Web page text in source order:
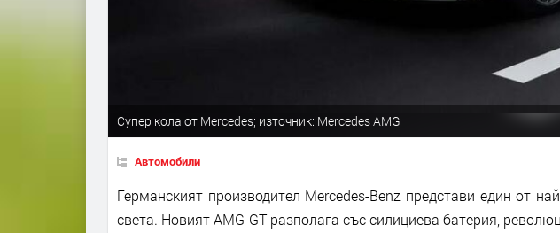
Супер кола от Mercedes; източник: Mercedes AMG
Автомобили
Германският производител Mercedes-Benz представи един от
света. Новият AMG GT разполага със силициева батерия,